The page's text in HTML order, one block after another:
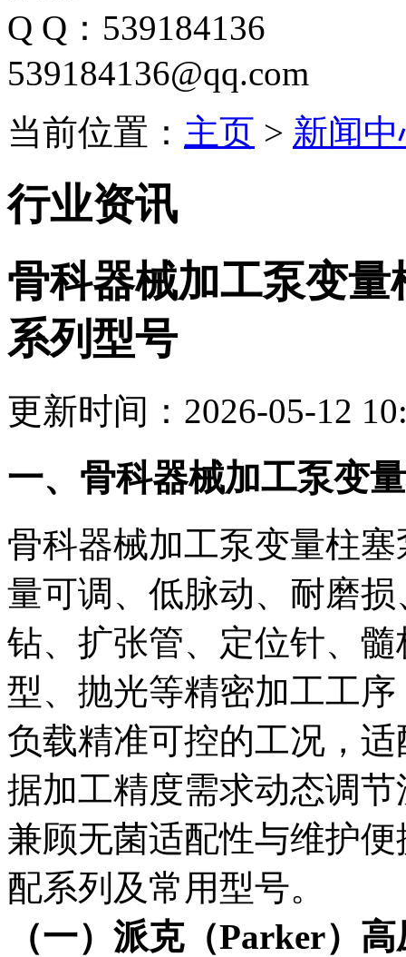
Q Q：539184136
539184136@qq.com
当前位置： 主页 > 新闻
行业资讯
骨科器械加工泵变
系列型号
更新时间：2026-05-12
一、骨科器械加工泵变
骨科器械加工泵变量柱
量可调、低脉动、耐磨
钻、扩张管、定位针、
型、抛光等精密加工工
负载精准可控的工况，
据加工精度需求动态调
兼顾无菌适配性与维护
配系列及常用型号。
（一）派克（Parker）